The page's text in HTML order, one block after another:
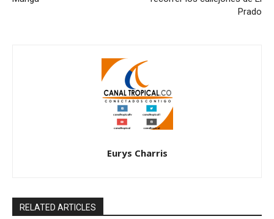
Prado
Eurys Charris
RELATED ARTICLES